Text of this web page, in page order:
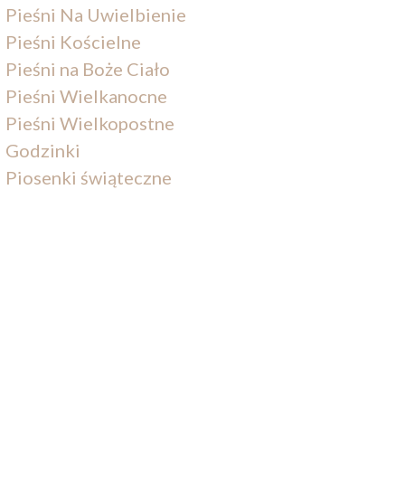
Pieśni Na Uwielbienie
Pieśni Kościelne
Pieśni na Boże Ciało
Pieśni Wielkanocne
Pieśni Wielkopostne
Godzinki
Piosenki świąteczne